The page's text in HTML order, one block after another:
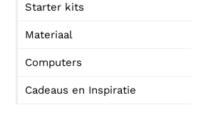
Starter kits
Materiaal
Computers
Cadeaus en Inspiratie